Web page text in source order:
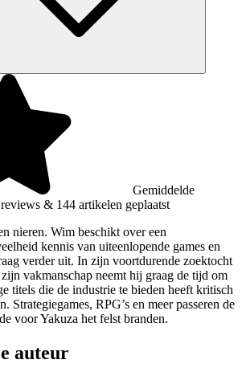
Gemiddelde
& 144 artikelen geplaatst
nieren. Wim beschikt over een
kennis van uiteenlopende games en
verder uit. In zijn voortdurende zoektocht
vakmanschap neemt hij graag de tijd om
titels die de industrie te bieden heeft kritisch
Strategiegames, RPG’s en meer passeren de
voor Yakuza het felst branden.
auteur